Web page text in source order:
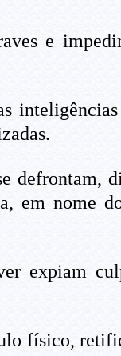
e
inteligências
defrontam,
em nome
expiam
físico,